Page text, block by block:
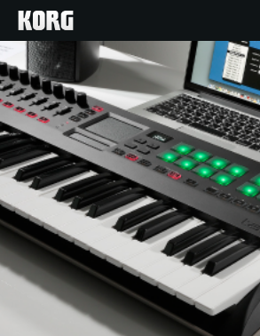
Ana Sayfa
Ürünler
Özellikler
Etkinlikler
Destek